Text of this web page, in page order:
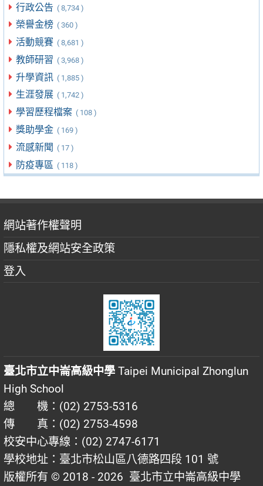
行政公告 ( 8,734 )
榮譽金榜 ( 360 )
活動競賽 ( 8,681 )
教師研習 ( 3,968 )
升學資訊 ( 1,885 )
生涯發展 ( 1,742 )
學習歷程檔案 ( 108 )
獎助學金 ( 169 )
流感新聞 ( 17 )
防疫專區 ( 118 )
網站著作權聲明
隱私權及網站安全政策
登入
臺北市立中崙高級中學 Taipei Municipal Zhonglun
High School
總 機：(02) 2753-5316
傳 真：(02) 2753-4598
校安中心專線：(02) 2747-6171
學校地址：臺北市松山區八德路四段 101 號
版權所有 © 2018 - 2026 臺北市立中崙高級中學